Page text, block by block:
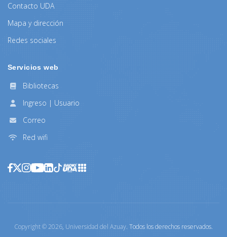
Contacto UDA
Mapa y dirección
Redes sociales
Servicios web
Bibliotecas
Ingreso | Usuario
Correo
Red wifi
Copyright ©2026, Universidad del Azuay. Todos los derechos reservados.